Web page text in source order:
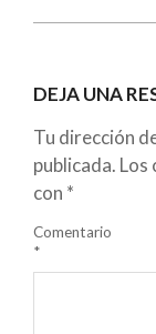
DEJA UNA
Tu dirección
publicada. Los
con *
Comentario
*